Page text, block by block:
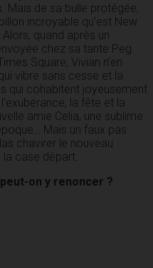
Mais de sa bulle protégée,
incroyable qu’est New
quand après un
chez sa tante Peg
Square, Vivian n’en
vibre sans cesse et la
qui cohabitent joyeusement
la fête et la
amie Celia, une sublime
Mais un faux pas
chavirer le nouveau
case départ.
on y renoncer ?